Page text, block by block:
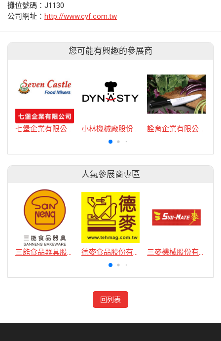
攤位號碼：J1130
公司網址： http://www.cyf.com.tw
您可能有興趣的參展商
七堡企業有限公司 小林機械廠股份有限公司 詮育企業有限公司
人氣參展商專區
回列表